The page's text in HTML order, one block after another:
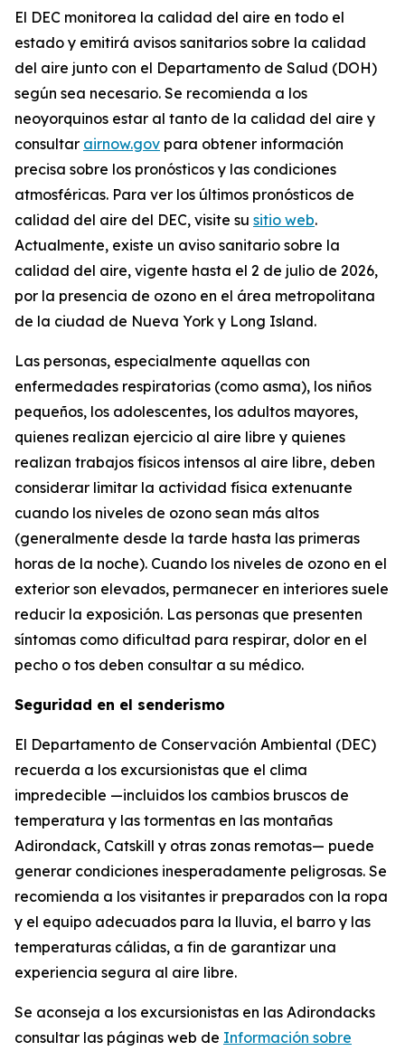
El DEC monitorea la calidad del aire en todo el
estado y emitirá avisos sanitarios sobre la calidad
del aire junto con el Departamento de Salud (DOH)
según sea necesario. Se recomienda a los
neoyorquinos estar al tanto de la calidad del aire y
consultar airnow.gov para obtener información
precisa sobre los pronósticos y las condiciones
atmosféricas. Para ver los últimos pronósticos de
calidad del aire del DEC, visite su sitio web.
Actualmente, existe un aviso sanitario sobre la
calidad del aire, vigente hasta el 2 de julio de 2026,
por la presencia de ozono en el área metropolitana
de la ciudad de Nueva York y Long Island.
Las personas, especialmente aquellas con
enfermedades respiratorias (como asma), los niños
pequeños, los adolescentes, los adultos mayores,
quienes realizan ejercicio al aire libre y quienes
realizan trabajos físicos intensos al aire libre, deben
considerar limitar la actividad física extenuante
cuando los niveles de ozono sean más altos
(generalmente desde la tarde hasta las primeras
horas de la noche). Cuando los niveles de ozono en el
exterior son elevados, permanecer en interiores suele
reducir la exposición. Las personas que presenten
síntomas como dificultad para respirar, dolor en el
pecho o tos deben consultar a su médico.
Seguridad en el senderismo
El Departamento de Conservación Ambiental (DEC)
recuerda a los excursionistas que el clima
impredecible —incluidos los cambios bruscos de
temperatura y las tormentas en las montañas
Adirondack, Catskill y otras zonas remotas— puede
generar condiciones inesperadamente peligrosas. Se
recomienda a los visitantes ir preparados con la ropa
y el equipo adecuados para la lluvia, el barro y las
temperaturas cálidas, a fin de garantizar una
experiencia segura al aire libre.
Se aconseja a los excursionistas en las Adirondacks
consultar las páginas web de Información sobre